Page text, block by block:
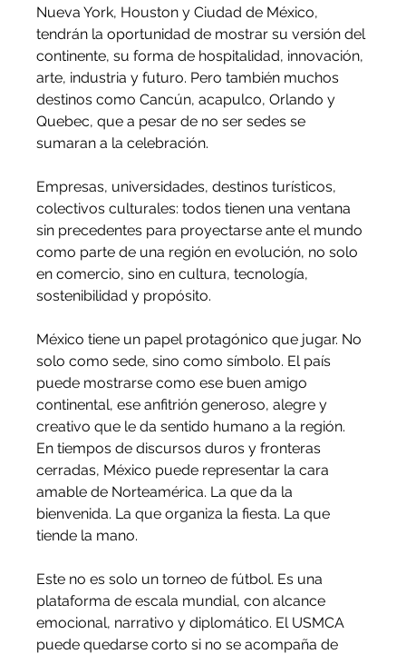
Nueva York, Houston y Ciudad de México,
tendrán la oportunidad de mostrar su versión del
continente, su forma de hospitalidad, innovación,
arte, industria y futuro. Pero también muchos
destinos como Cancún, acapulco, Orlando y
Quebec, que a pesar de no ser sedes se
sumaran a la celebración.
Empresas, universidades, destinos turísticos,
colectivos culturales: todos tienen una ventana
sin precedentes para proyectarse ante el mundo
como parte de una región en evolución, no solo
en comercio, sino en cultura, tecnología,
sostenibilidad y propósito.
México tiene un papel protagónico que jugar. No
solo como sede, sino como símbolo. El país
puede mostrarse como ese buen amigo
continental, ese anfitrión generoso, alegre y
creativo que le da sentido humano a la región.
En tiempos de discursos duros y fronteras
cerradas, México puede representar la cara
amable de Norteamérica. La que da la
bienvenida. La que organiza la fiesta. La que
tiende la mano.
Este no es solo un torneo de fútbol. Es una
plataforma de escala mundial, con alcance
emocional, narrativo y diplomático. El USMCA
puede quedarse corto si no se acompaña de